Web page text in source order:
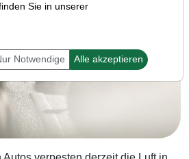
Sie in unserer
Notwendige Alle akzeptieren